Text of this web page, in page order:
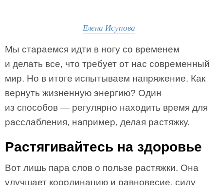
Елена Исупова
Мы стараемся идти в ногу со временем
и делать все, что требует от нас современный
мир. Но в итоге испытываем напряжение. Как
вернуть жизненную энергию? Один
из способов — регулярно находить время для
расслабления, например, делая растяжку.
Растягивайтесь на здоровье
Вот лишь пара слов о пользе растяжки. Она
улучшает координацию и равновесие, силу